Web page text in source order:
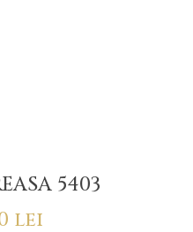
5403
lei